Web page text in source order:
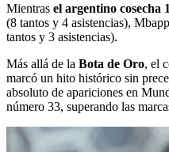
Mientras el argentino cosecha
(8 tantos y 4 asistencias),
tantos y 3 asistencias).
Más allá de la Bota de Oro, el
marcó un hito histórico sin
absoluto de apariciones en
número 33, superando las